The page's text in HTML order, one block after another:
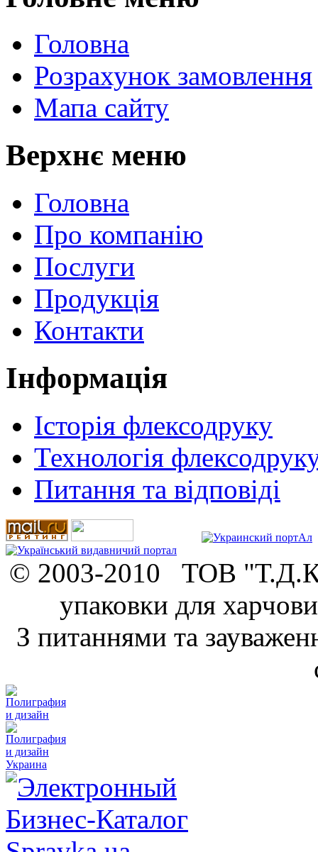
Головна
Розрахунок замовлення
Мапа сайту
Верхнє меню
Головна
Про компанію
Послуги
Продукція
Контакти
Інформація
Історія флексодруку
Технологія
Питання та відповіді
© 2003-2010 ТОВ
упаковки для
З питаннями та